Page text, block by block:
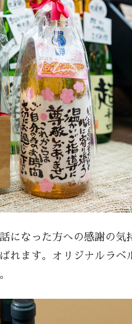
になった方への感謝の気
れます。オリジナルラベ